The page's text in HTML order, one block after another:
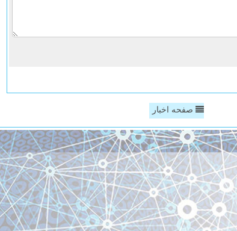
صفحه اخبار